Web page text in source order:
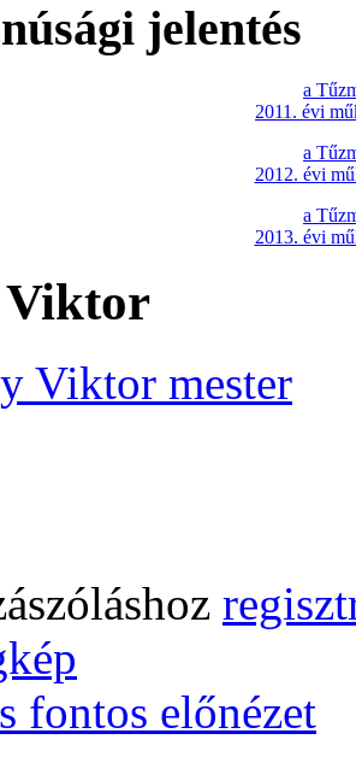
jelentés
a
2011. évi
a
2012. évi
a
2013. évi
Viktor
Viktor mester
fontos előnézet